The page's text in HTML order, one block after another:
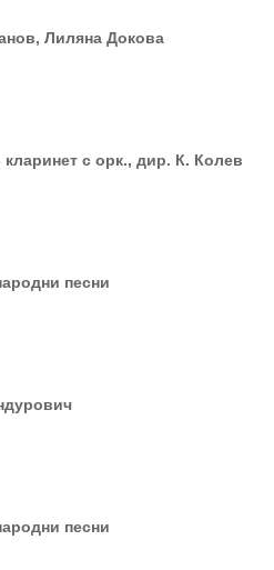
Лиляна Докова
с орк., дир. К. Колев
песни
песни